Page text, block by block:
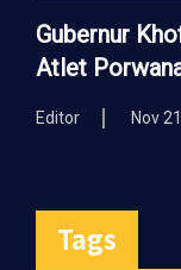
Gubernur
Atlet
Editor Nov
Tags